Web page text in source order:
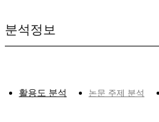
분석정보
활용도 분석 논문 주제 분석